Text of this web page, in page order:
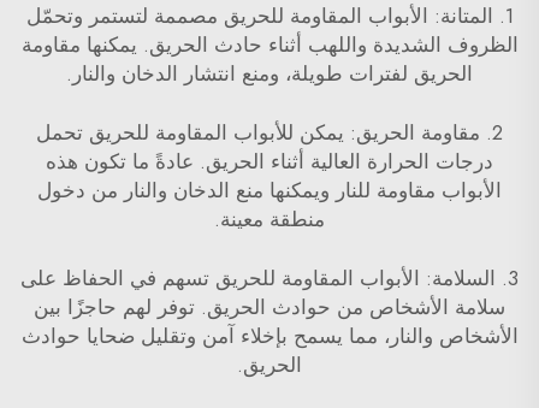
1. المتانة: الأبواب المقاومة للحريق مصممة لتستمر وتحمّل
الظروف الشديدة واللهب أثناء حادث الحريق. يمكنها مقاومة
الحريق لفترات طويلة، ومنع انتشار الدخان والنار.
2. مقاومة الحريق: يمكن للأبواب المقاومة للحريق تحمل
درجات الحرارة العالية أثناء الحريق. عادةً ما تكون هذه
الأبواب مقاومة للنار ويمكنها منع الدخان والنار من دخول
منطقة معينة.
3. السلامة: الأبواب المقاومة للحريق تسهم في الحفاظ على
سلامة الأشخاص من حوادث الحريق. توفر لهم حاجزًا بين
الأشخاص والنار، مما يسمح بإخلاء آمن وتقليل ضحايا حوادث
الحريق.